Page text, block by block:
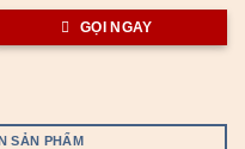
GỌI NGAY
SẢN PHẨM